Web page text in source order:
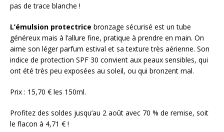
pas de trace blanche !
L’émulsion protectrice bronzage sécurisé est un tube
généreux mais à l’allure fine, pratique à prendre en main. On
aime son léger parfum estival et sa texture très aérienne. Son
indice de protection SPF 30 convient aux peaux sensibles, qui
ont été très peu exposées au soleil, ou qui bronzent mal.
Prix : 15,70 € les 150ml.
Profitez des soldes jusqu’au 2 août avec 70 % de remise, soit
le flacon à 4,71 € !